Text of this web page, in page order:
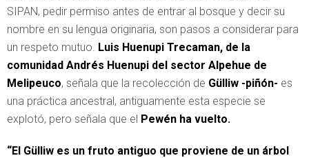
SIPAN, pedir permiso antes de entrar al bosque y decir su
nombre en su lengua originaria, son pasos a considerar para
un respeto mutuo. Luis Huenupi Trecaman, de la
comunidad Andrés Huenupi del sector Alpehue de
Melipeuco, señala que la recolección de Gülliw -piñón- es
una práctica ancestral, antiguamente esta especie se
explotó, pero señala que el Pewén ha vuelto.
“El Gülliw es un fruto antiguo que proviene de un árbol